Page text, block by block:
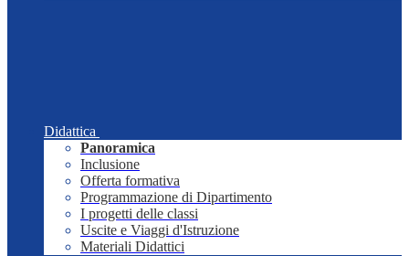
Didattica
Panoramica
Inclusione
Offerta formativa
Programmazione di Dipartimento
I progetti delle classi
Uscite e Viaggi d'Istruzione
Materiali Didattici